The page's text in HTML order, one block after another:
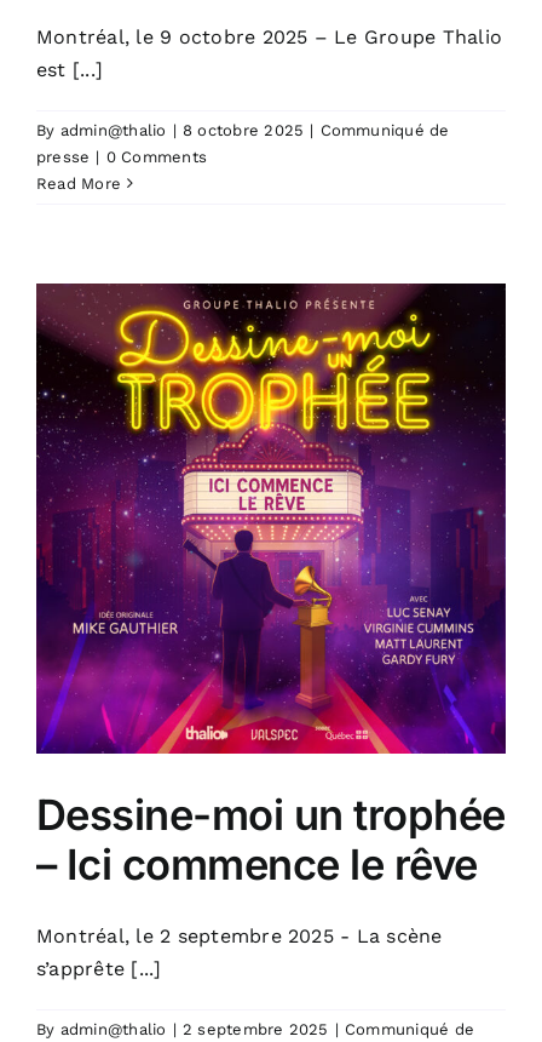
Montréal, le 9 octobre 2025 – Le Groupe Thalio
est [...]
By admin@thalio | 8 octobre 2025 | Communiqué de
presse | 0 Comments
Read More
Dessine-moi un trophée
– Ici commence le rêve
Montréal, le 2 septembre 2025 - La scène
s’apprête [...]
By admin@thalio | 2 septembre 2025 | Communiqué de